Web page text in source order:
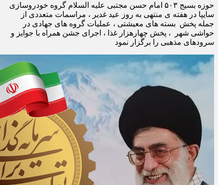
حوزه بسیج ۵۰۳ امام حسن مجتبی علیه السلام گروه خودروسازی
سایپا در هفته ی منتهی به روز عید غدیر ، مراسمات متعددی از
جمله پخش بسته های معیشتی ، عملیات گروه های جهادی در
حواشی شهر ، پخش چهارهزار غذا ، اجرای جشن همراه با جوایز و
سرودهای مذهبی را برگزار نمود